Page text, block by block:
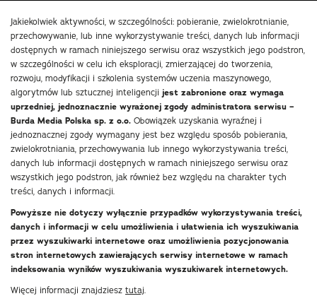
Jakiekolwiek aktywności, w szczególności: pobieranie, zwielokrotnianie,
przechowywanie, lub inne wykorzystywanie treści, danych lub informacji
dostępnych w ramach niniejszego serwisu oraz wszystkich jego podstron,
w szczególności w celu ich eksploracji, zmierzającej do tworzenia,
rozwoju, modyfikacji i szkolenia systemów uczenia maszynowego,
algorytmów lub sztucznej inteligencji jest zabronione oraz wymaga
uprzedniej, jednoznacznie wyrażonej zgody administratora serwisu –
Burda Media Polska sp. z o.o. Obowiązek uzyskania wyraźnej i
jednoznacznej zgody wymagany jest bez względu sposób pobierania,
zwielokrotniania, przechowywania lub innego wykorzystywania treści,
danych lub informacji dostępnych w ramach niniejszego serwisu oraz
wszystkich jego podstron, jak również bez względu na charakter tych
treści, danych i informacji.
Powyższe nie dotyczy wyłącznie przypadków wykorzystywania treści,
danych i informacji w celu umożliwienia i ułatwienia ich wyszukiwania
przez wyszukiwarki internetowe oraz umożliwienia pozycjonowania
stron internetowych zawierających serwisy internetowe w ramach
indeksowania wyników wyszukiwania wyszukiwarek internetowych.
Więcej informacji znajdziesz tutaj.